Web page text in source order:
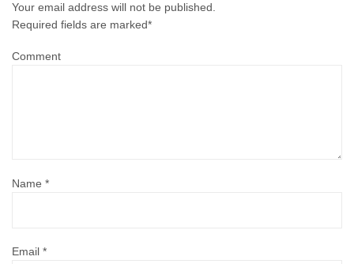
Your email address will not be published.
Required fields are marked*
Comment
Name *
Email *